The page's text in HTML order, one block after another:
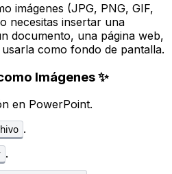
imágenes (JPG, PNG, GIF,
necesitas insertar una
documento, una página web,
como fondo de pantalla.
Imágenes ✨
en PowerPoint.
.
.